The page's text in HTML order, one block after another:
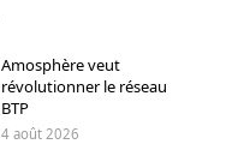
Amosphère veut
révolutionner le réseau
BTP
4 août 2026